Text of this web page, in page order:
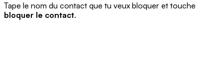
Tape le nom du contact que tu veux bloquer et touche
bloquer le contact.